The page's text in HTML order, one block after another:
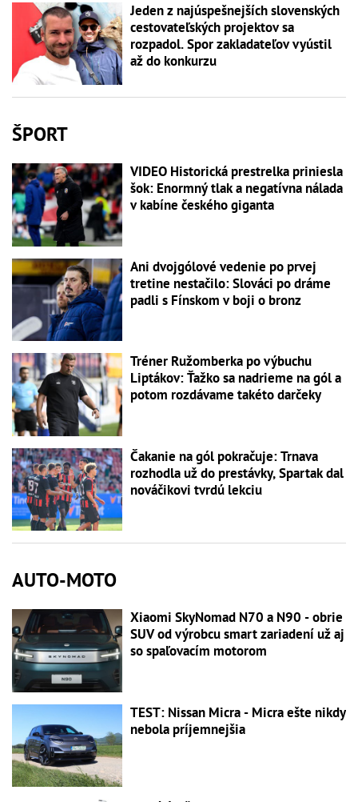
Jeden z najúspešnejších slovenských
cestovateľských projektov sa
rozpadol. Spor zakladateľov vyústil
až do konkurzu
ŠPORT
VIDEO Historická prestrelka priniesla
šok: Enormný tlak a negatívna nálada
v kabíne českého giganta
Ani dvojgólové vedenie po prvej
tretine nestačilo: Slováci po dráme
padli s Fínskom v boji o bronz
Tréner Ružomberka po výbuchu
Liptákov: Ťažko sa nadrieme na gól a
potom rozdávame takéto darčeky
Čakanie na gól pokračuje: Trnava
rozhodla už do prestávky, Spartak dal
nováčikovi tvrdú lekciu
AUTO-MOTO
Xiaomi SkyNomad N70 a N90 - obrie
SUV od výrobcu smart zariadení už aj
so spaľovacím motorom
TEST: Nissan Micra - Micra ešte nikdy
nebola príjemnejšia